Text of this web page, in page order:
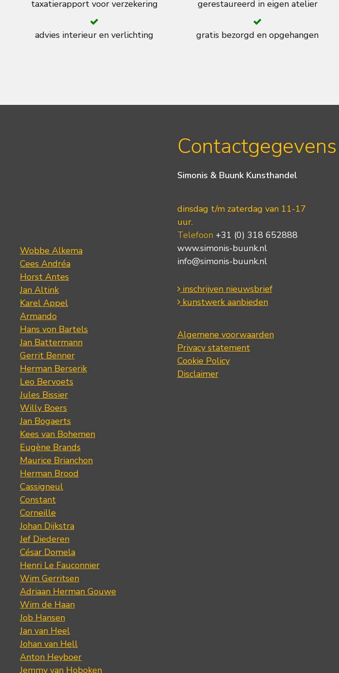
taxatierapport voor verzekering gerestaureerd in eigen atelier
advies interieur en verlichting gratis bezorgd en opgehangen
Wobbe Alkema
Cees Andréa
Horst Antes
Jan Altink
Karel Appel
Armando
Hans von Bartels
Jan Battermann
Gerrit Benner
Herman Berserik
Leo Bervoets
Jules Bissier
Willy Boers
Jan Bogaerts
Kees van Bohemen
Eugène Brands
Maurice Brianchon
Herman Brood
Cassigneul
Constant
Corneille
Johan Dijkstra
Jef Diederen
César Domela
Henri Le Fauconnier
Wim Gerritsen
Adriaan Herman Gouwe
Wim de Haan
Job Hansen
Jan van Heel
Johan van Hell
Anton Heyboer
Jemmy van Hoboken
Contactgegevens
Simonis & Buunk Kunsthandel
dinsdag t/m zaterdag van 11-17
uur.
Telefoon +31 (0) 318 652888
www.simonis-buunk.nl
info@simonis-buunk.nl
inschrijven nieuwsbrief
kunstwerk aanbieden
Algemene voorwaarden
Privacy statement
Cookie Policy
Disclaimer